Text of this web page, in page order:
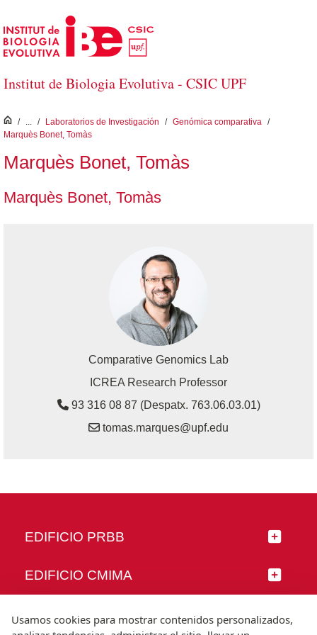
Saltar al contenido principal
Institut de Biologia Evolutiva - CSIC UPF
inici
/ ... / Laboratorios de Investigación / Genómica comparativa /
Marquès Bonet, Tomàs
Marquès Bonet, Tomàs
Marquès Bonet, Tomàs
Comparative Genomics Lab
ICREA Research Professor
93 316 08 87 (Despatx. 763.06.03.01)
tomas.marques@upf.edu
EDIFICIO PRBB
EDIFICIO CMIMA
SÍGUENOS
Usamos cookies para mostrar contenidos personalizados,